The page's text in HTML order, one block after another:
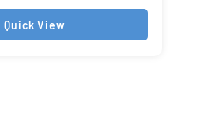
Quick View